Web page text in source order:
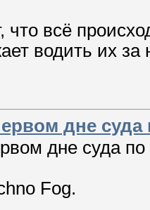
всё
водить их за
дне суда
дне суда
Fog.